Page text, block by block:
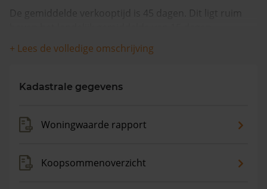
De gemiddelde verkooptijd is 45 dagen. Dit ligt ruim
De gemiddelde huizenprijs is €154.250. De gemiddelde
de gemiddelde woningwaarde met 9,8% gestegen.
+ Lees de volledige omschrijving
Kadastrale gegevens
Woningwaarde rapport
Koopsommenoverzicht